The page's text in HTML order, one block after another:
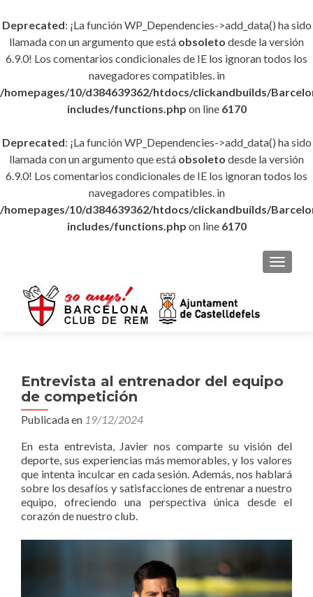
Deprecated: ¡La función WP_Dependencies->add_data() ha sido
llamada con un argumento que está obsoleto desde la versión
6.9.0! Los comentarios condicionales de IE los ignoran todos los
navegadores compatibles. in
/homepages/10/d384639362/htdocs/clickandbuilds/
includes/functions.php on line 6170
Deprecated: ¡La función WP_Dependencies->add_data() ha sido
llamada con un argumento que está obsoleto desde la versión
6.9.0! Los comentarios condicionales de IE los ignoran todos los
navegadores compatibles. in
/homepages/10/d384639362/htdocs/clickandbuilds/
includes/functions.php on line 6170
Entrevista al entrenador del equipo
de competición
Publicada en 19/12/2024
En esta entrevista, Javier nos comparte su visión del
deporte, sus experiencias más memorables, y los valores
que intenta inculcar en cada sesión. Además, nos hablará
sobre los desafíos y satisfacciones de entrenar a nuestro
equipo, ofreciendo una perspectiva única desde el
corazón de nuestro club.